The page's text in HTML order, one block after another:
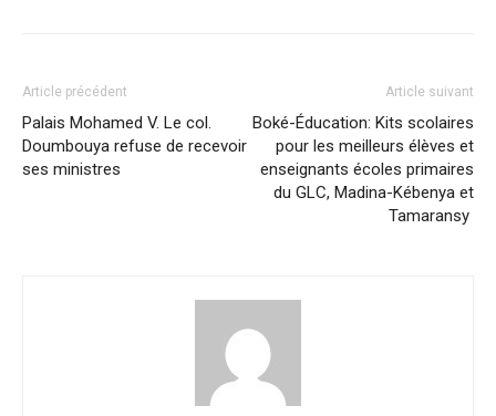
Article précédent
Palais Mohamed V. Le col.
Doumbouya refuse de recevoir
ses ministres
Article suivant
Boké-Éducation: Kits scolaires
pour les meilleurs élèves et
enseignants écoles primaires
du GLC, Madina-Kébenya et
Tamaransy